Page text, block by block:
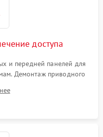
доступа
и передней панелей для
Демонтаж приводного
к ТЭНу, компрессору,